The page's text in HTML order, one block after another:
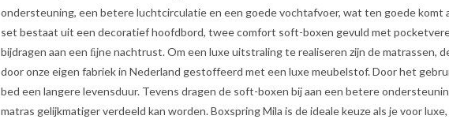
ondersteuning, een betere luchtcirculatie en een goede vochtafvoer, wat ten goede komt
set bestaat uit een decoratief hoofdbord, twee comfort soft-boxen gevuld met
bijdragen aan een ﬁjne nachtrust. Om een luxe uitstraling te realiseren zijn de matrassen,
door onze eigen fabriek in Nederland gestoffeerd met een luxe meubelstof. Door het
bed een langere levensduur. Tevens dragen de soft-boxen bij aan een betere
matras gelijkmatiger verdeeld kan worden. Boxspring Mila is de ideale keuze als je voor